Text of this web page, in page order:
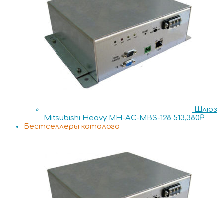
Шлюз
Mitsubishi Heavy MH-AC-MBS-128 513,380₽
Бестселлеры каталога